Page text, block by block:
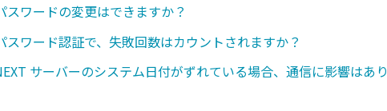
スワードの変更はできますか？
スワード認証で、失敗回数はカウントされますか？
サーバーのシステム日付がずれている場合、通信に影響はあり